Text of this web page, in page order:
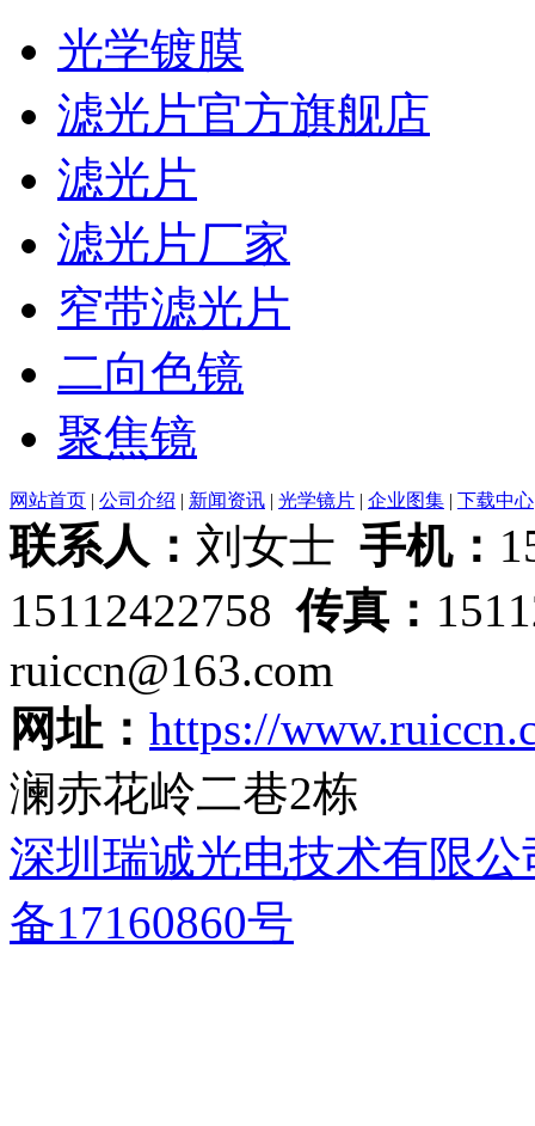
光学镀膜
滤光片官方旗舰店
滤光片
滤光片厂家
窄带滤光片
二向色镜
聚焦镜
网站首页 | 公司介绍 | 新闻资讯 | 光学镜片 | 企业图集 | 下载中心
联系人： 刘女士 手机：
15112422758传真：
ruiccn@163.com
网址： https://
澜赤花岭二巷2栋
深圳瑞诚光电技术有限公
备17160860号